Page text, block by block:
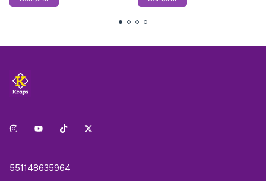
551148635964